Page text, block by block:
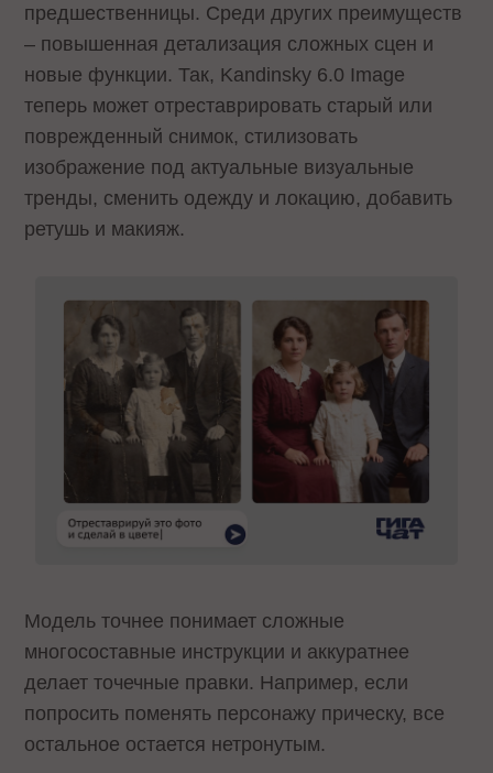
предшественницы. Среди других преимуществ
– повышенная детализация сложных сцен и
новые функции. Так, Kandinsky 6.0 Image
теперь может отреставрировать старый или
поврежденный снимок, стилизовать
изображение под актуальные визуальные
тренды, сменить одежду и локацию, добавить
ретушь и макияж.
Модель точнее понимает сложные
многосоставные инструкции и аккуратнее
делает точечные правки. Например, если
попросить поменять персонажу прическу, все
остальное остается нетронутым.